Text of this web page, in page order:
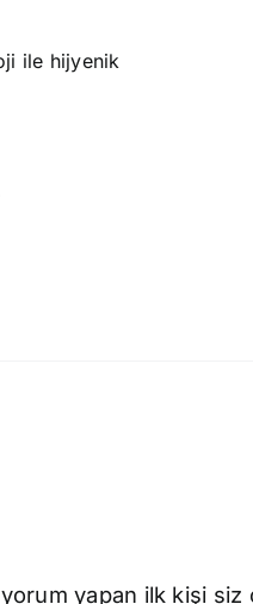
ile hijyenik
yapan ilk kişi siz